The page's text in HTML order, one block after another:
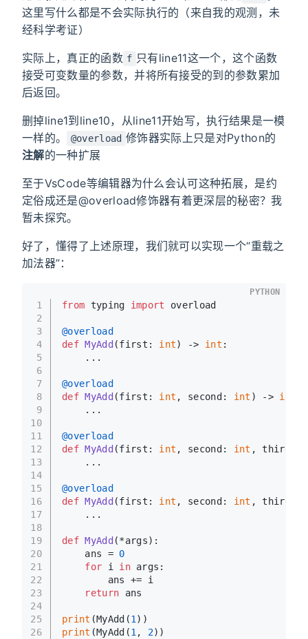
这里写什么都是不会实际执行的（来自我的观测，未
经科学考证）
实际上，真正的函数 f 只有line11这一个，这个函数
接受可变数量的参数，并将所有接受的到的参数累加
后返回。
删掉line1到line10，从line11开始写，执行结果是一模
一样的。
@overload 修饰器实际上只是对Python的
注解的一种扩展
至于VsCode等编辑器为什么会认可这种拓展，是约
定俗成还是@overload修饰器有着更深层的秘密？我
暂未探究。
好了，懂得了上述原理，我们就可以实现一个“重载之
加法器”：
1
2
3
4
5
6
7
8
9
10
11
12
13
14
15
16
17
18
19
20
21
22
23
24
25
26
from typing import overload
@overload
def MyAdd (first: int) -> int :
    ...
@overload
def MyAdd (first: int , second: int ) -> int
    ...
@overload
def MyAdd (first: int , second: int , third:
    ...
@overload
def MyAdd (first: int , second: int , third:
    ...
def MyAdd (*args):
    ans =
0
for i in args:
        ans += i
return ans
print (MyAdd(1))
print (MyAdd(1, 2))
PYTHON